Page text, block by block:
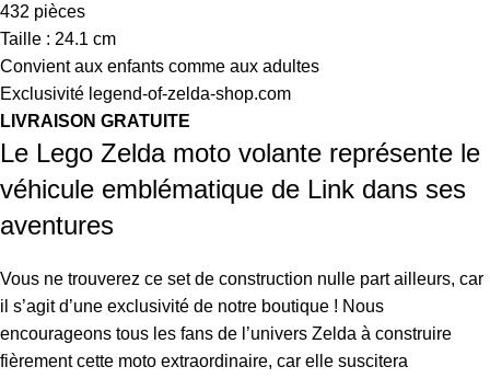
432 pièces
Taille : 24.1 cm
Convient aux enfants comme aux adultes
Exclusivité legend-of-zelda-shop.com
LIVRAISON GRATUITE
Le Lego Zelda moto volante représente le
véhicule emblématique de Link dans ses
aventures
Vous ne trouverez ce set de construction nulle part ailleurs, car
il s’agit d’une exclusivité de notre boutique ! Nous
encourageons tous les fans de l’univers Zelda à construire
fièrement cette moto extraordinaire, car elle suscitera